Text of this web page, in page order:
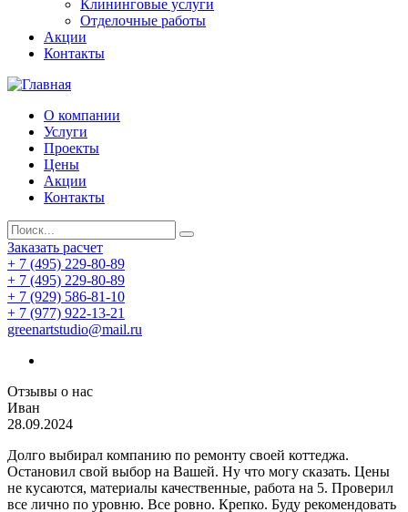
Клининговые услуги
Отделочные работы
Акции
Контакты
О компании
Услуги
Проекты
Цены
Акции
Контакты
Заказать расчет
+ 7 (495) 229-80-89
+ 7 (495) 229-80-89
+ 7 (929) 586-81-10
+ 7 (977) 922-13-21
greenartstudio@mail.ru
Отзывы о нас
Иван
28.09.2024
Долго выбирал компанию по ремонту своей коттеджа.
Остановил свой выбор на Вашей. Ну что могу сказать. Цены
не кусаются, материалы качественные, работа на 5. Проверил
все лично по уровню. Все ровно. Крепко. Буду рекомендовать